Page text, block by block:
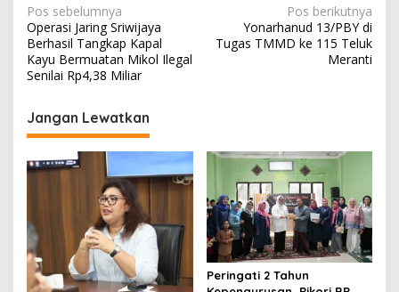
N
a
v
g
a
s
p
o
s
Pos sebelumnya
Operasi Jaring Sriwijaya
Berhasil Tangkap Kapal
Kayu Bermuatan Mikol Ilegal
Senilai Rp4,38 Miliar
Pos berikutnya
Yonarhanud 13/PBY di
Tugas TMMD ke 115 Teluk
Meranti
Jangan Lewatkan
Peringati 2 Tahun